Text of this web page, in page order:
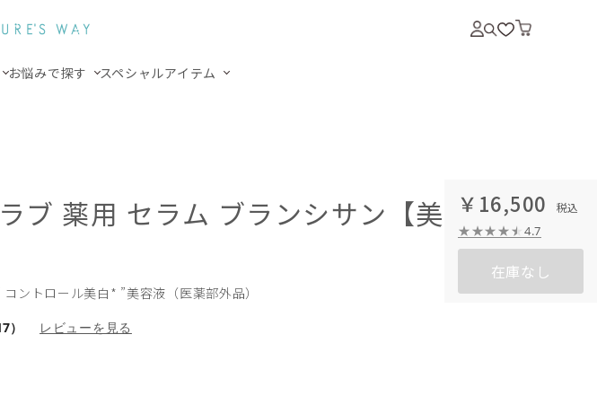
お悩みで探す スペシャルアイテム
ブ 薬用 セラム ブランシサン【美白美容
ントロール美白* ”美容液（医薬部外品）
） レビューを見る
￥16,500
4.7
在庫なし